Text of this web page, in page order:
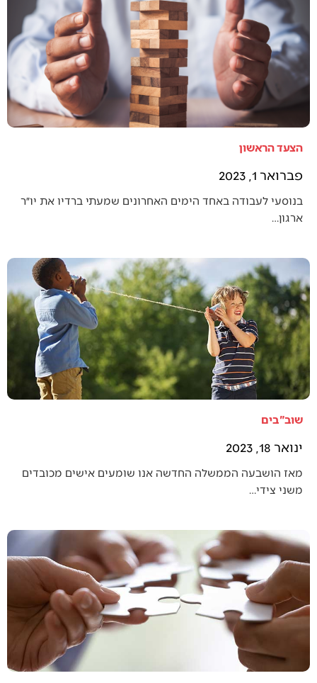
הצעד הראשון
פברואר 1, 2023
בנוסעי לעבודה באחד הימים האחרונים שמעתי ברדיו את יו״ר
ארגון…
שוב"בים
ינואר 18, 2023
מאז הושבעה הממשלה החדשה אנו שומעים אישים מכובדים
משני צידי…